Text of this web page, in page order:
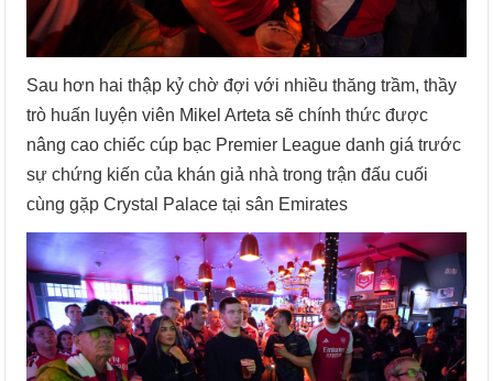
Sau hơn hai thập kỷ chờ đợi với nhiều thăng trầm, thầy
trò huấn luyện viên Mikel Arteta sẽ chính thức được
nâng cao chiếc cúp bạc Premier League danh giá trước
sự chứng kiến của khán giả nhà trong trận đấu cuối
cùng gặp Crystal Palace tại sân Emirates